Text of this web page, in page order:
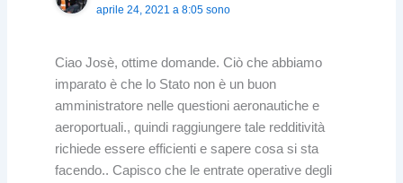
aprile 24, 2021 a 8:05 sono
Ciao Josè, ottime domande. Ciò che abbiamo
imparato è che lo Stato non è un buon
amministratore nelle questioni aeronautiche e
aeroportuali., quindi raggiungere tale redditività
richiede essere efficienti e sapere cosa si sta
facendo.. Capisco che le entrate operative degli